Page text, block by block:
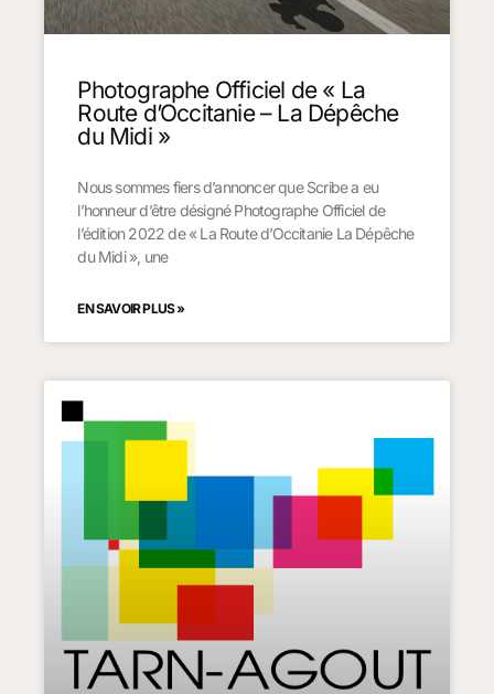
Photographe Officiel de « La
Route d’Occitanie – La Dépêche
du Midi »
Nous sommes fiers d’annoncer que Scribe a eu
l’honneur d’être désigné Photographe Officiel de
l’édition 2022 de « La Route d’Occitanie La Dépêche
du Midi », une
EN SAVOIR PLUS »